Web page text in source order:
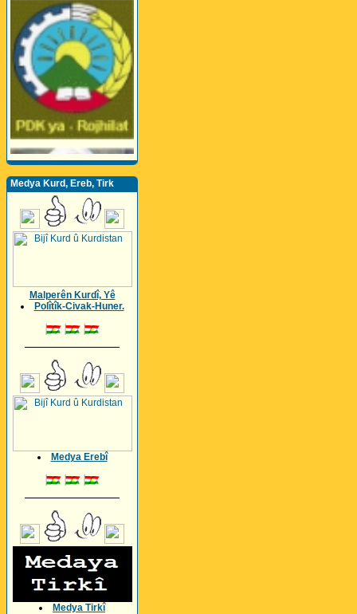
Medya Kurd, Ereb, Tirk
Malperên Kurdî, Yê
Polîtîk-Civak-Huner.
Medya Erebî
Medya Tirkî